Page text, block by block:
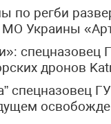
по регби
МО Украины
спецназовец
дронов
спецназовец